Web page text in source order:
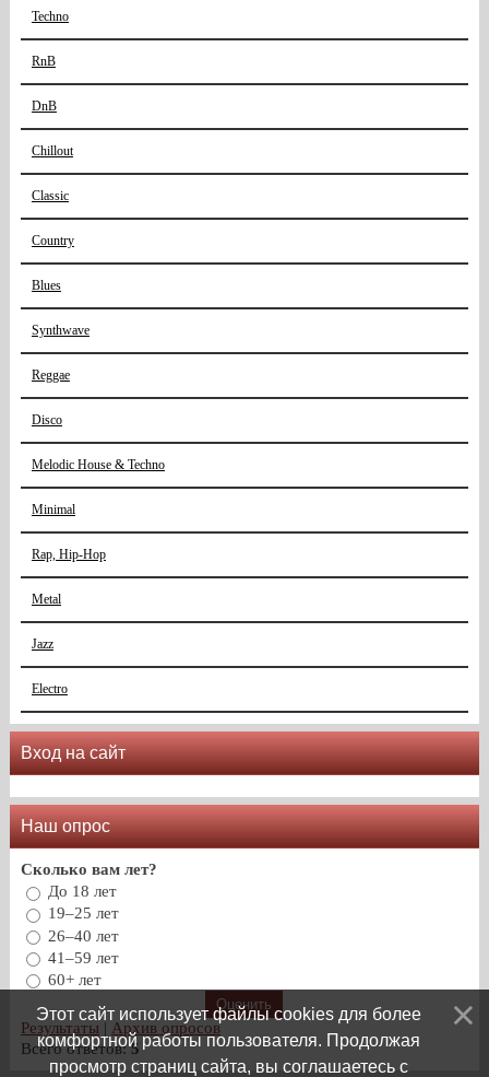
Techno
RnB
DnB
Chillout
Classic
Country
Blues
Synthwave
Reggae
Disco
Melodic House & Techno
Minimal
Rap, Hip-Hop
Metal
Jazz
Electro
Вход на сайт
Наш опрос
Сколько вам лет?
До 18 лет
19–25 лет
26–40 лет
41–59 лет
60+ лет
Результаты | Архив опросов
Всего ответов:5
Этот сайт использует файлы cookies для более
комфортной работы пользователя. Продолжая
просмотр страниц сайта, вы соглашаетесь с